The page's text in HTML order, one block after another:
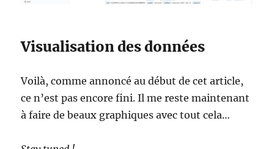
Visualisation des données
Voilà, comme annoncé au début de cet article,
ce n’est pas encore fini. Il me reste maintenant
à faire de beaux graphiques avec tout cela…